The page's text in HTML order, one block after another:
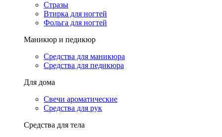
Стразы
Втирка для ногтей
Фольга для ногтей
Маникюр и педикюр
Средства для маникюра
Средства для педикюра
Для дома
Свечи ароматические
Средства для рук
Средства для тела